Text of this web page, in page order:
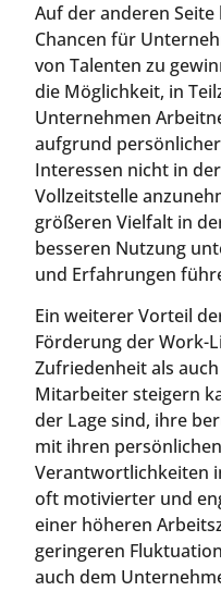
Auf der anderen
Chancen für
von Talenten zu
die Möglichkeit, in
Unternehmen
aufgrund
Interessen nicht in
Vollzeitstelle
größeren Vielfalt in
besseren Nutzung
und Erfahrungen
Ein weiterer Vorteil
Förderung der Work-
Zufriedenheit als
Mitarbeiter steigern
der Lage sind, ihre
mit ihren
Verantwortlichkeiten
oft motivierter und
einer höheren
geringeren
auch dem